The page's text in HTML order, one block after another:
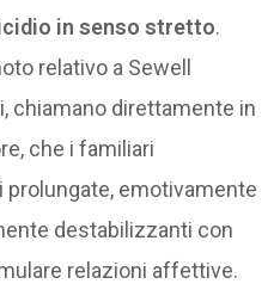
in senso stretto.
relativo a Sewell
chiamano direttamente in
che i familiari
emotivamente
destabilizzanti con
relazioni affettive.